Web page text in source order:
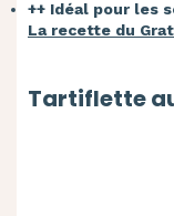
++ Idéal pour les
La recette du
Tartiflette